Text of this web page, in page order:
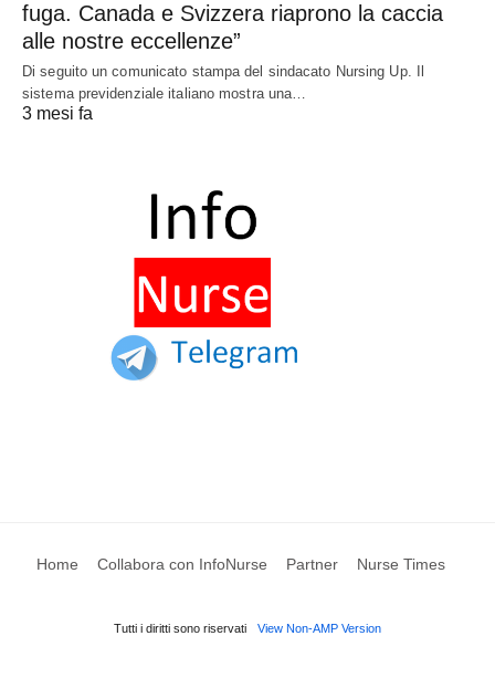
fuga. Canada e Svizzera riaprono la caccia
alle nostre eccellenze”
Di seguito un comunicato stampa del sindacato Nursing Up. Il
sistema previdenziale italiano mostra una…
3 mesi fa
Home Collabora con InfoNurse Partner Nurse Times
Tutti i diritti sono riservati View Non-AMP Version